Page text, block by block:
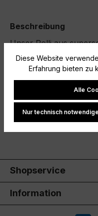
Beschreibung
Unser Rolli aus
Material bietet dir
Bewertungen
Shopservice
Information
Diese Website
Erfahrung bieten zu
Cookie- Alle
Nur technisch notwendige